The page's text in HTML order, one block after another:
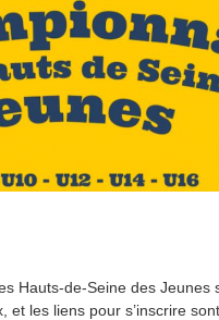
Hauts-de-Seine des Jeunes
et les liens pour s’inscrire